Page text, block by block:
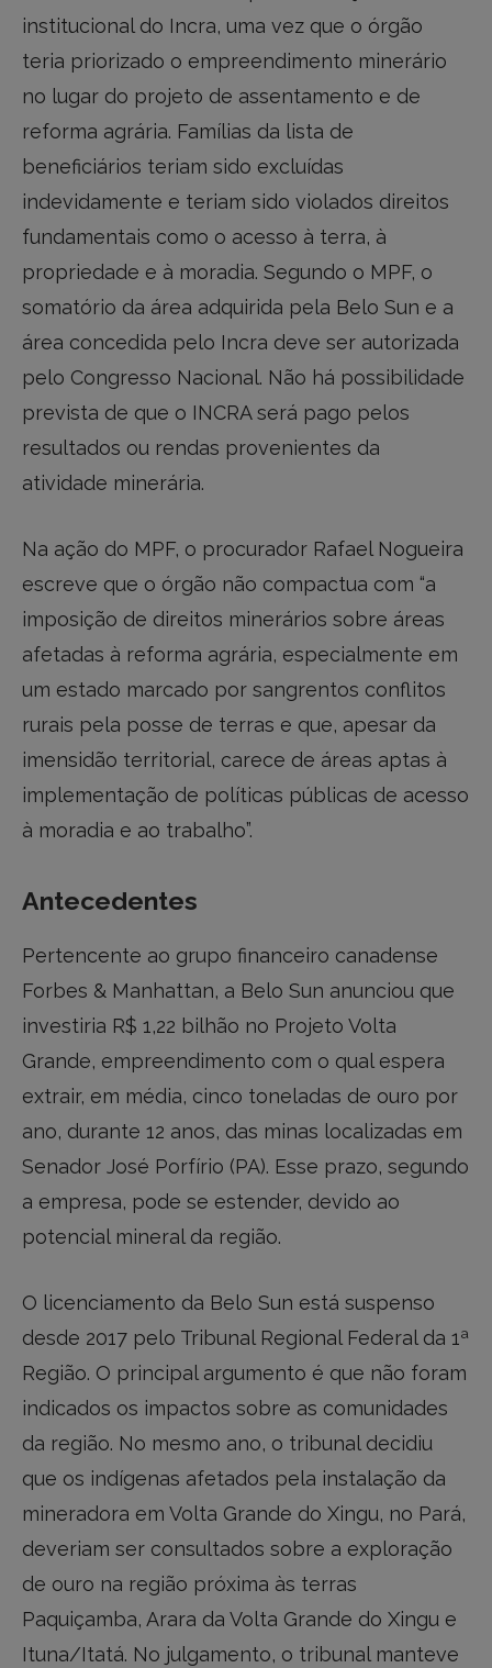
institucional do Incra, uma vez que o órgão
teria priorizado o empreendimento minerário
no lugar do projeto de assentamento e de
reforma agrária. Famílias da lista de
beneficiários teriam sido excluídas
indevidamente e teriam sido violados direitos
fundamentais como o acesso à terra, à
propriedade e à moradia. Segundo o MPF, o
somatório da área adquirida pela Belo Sun e a
área concedida pelo Incra deve ser autorizada
pelo Congresso Nacional. Não há possibilidade
prevista de que o INCRA será pago pelos
resultados ou rendas provenientes da
atividade minerária.
Na ação do MPF, o procurador Rafael Nogueira
escreve que o órgão não compactua com “a
imposição de direitos minerários sobre áreas
afetadas à reforma agrária, especialmente em
um estado marcado por sangrentos conflitos
rurais pela posse de terras e que, apesar da
imensidão territorial, carece de áreas aptas à
implementação de políticas públicas de acesso
à moradia e ao trabalho”.
Antecedentes
Pertencente ao grupo financeiro canadense
Forbes & Manhattan, a Belo Sun anunciou que
investiria R$ 1,22 bilhão no Projeto Volta
Grande, empreendimento com o qual espera
extrair, em média, cinco toneladas de ouro por
ano, durante 12 anos, das minas localizadas em
Senador José Porfírio (PA). Esse prazo, segundo
a empresa, pode se estender, devido ao
potencial mineral da região.
O licenciamento da Belo Sun está suspenso
desde 2017 pelo Tribunal Regional Federal da 1ª
Região. O principal argumento é que não foram
indicados os impactos sobre as comunidades
da região. No mesmo ano, o tribunal decidiu
que os indígenas afetados pela instalação da
mineradora em Volta Grande do Xingu, no Pará,
deveriam ser consultados sobre a exploração
de ouro na região próxima às terras
Paquiçamba, Arara da Volta Grande do Xingu e
Ituna/Itatá. No julgamento, o tribunal manteve